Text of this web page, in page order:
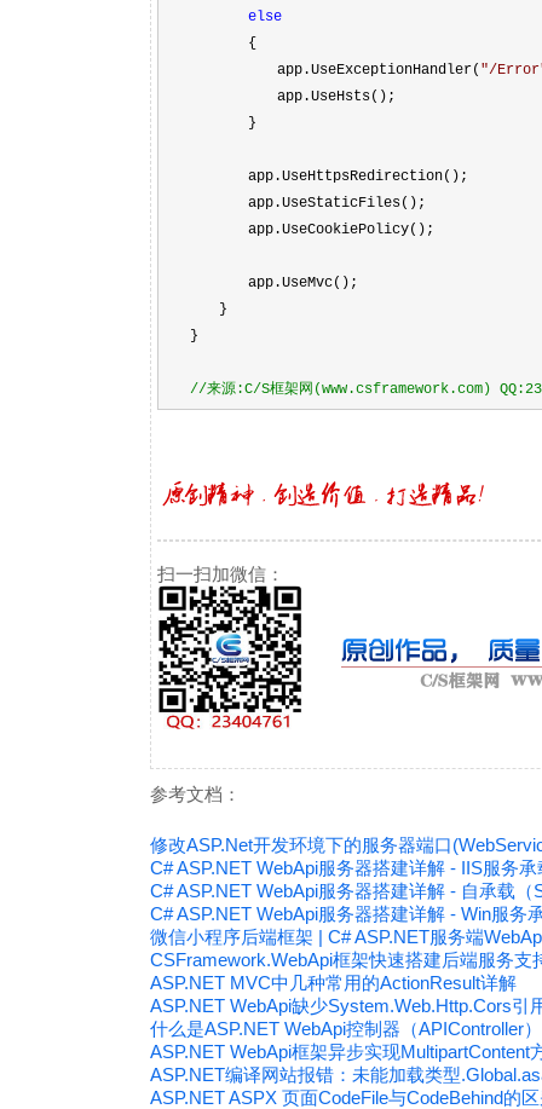
else
{
app.UseExceptionHandler( "/Error
app.UseHsts();
}
app.UseHttpsRedirection();
app.UseStaticFiles();
app.UseCookiePolicy();
app.UseMvc();
}
}
//来源:C/S框架网(www.csframework.com)
扫一扫加微信：
参考文档：
修改ASP.Net开发环境下的服务器端口
C# ASP.NET WebApi服务器搭建详解 - IIS服务
C# ASP.NET WebApi服务器搭建详解 - 自承载（
C# ASP.NET WebApi服务器搭建详解 - Win服务
微信小程序后端框架 | C# ASP.NET服务端
CSFramework.WebApi框架快速搭建后端服务
ASP.NET MVC中几种常用的ActionResult详解
ASP.NET WebApi缺少System.Web.Http.Cors引
什么是ASP.NET WebApi控制器（APIController
ASP.NET WebApi框架异步实现MultipartContent
ASP.NET编译网站报错：未能加载类型
ASP.NET ASPX 页面CodeFile与CodeBehind的